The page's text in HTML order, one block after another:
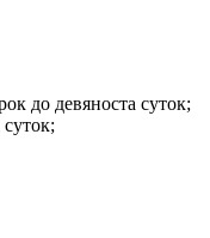
до девяноста суток;